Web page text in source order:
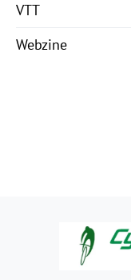
VTT
Webzine